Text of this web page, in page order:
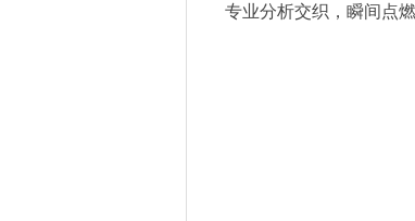
专业分析交织，瞬间点燃